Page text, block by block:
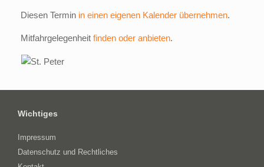
Diesen Termin in einen eigenen Kalender übernehmen.
Mitfahrgelegenheit finden oder anbieten.
Wichtiges
Impressum
Datenschutz und Rechtliches